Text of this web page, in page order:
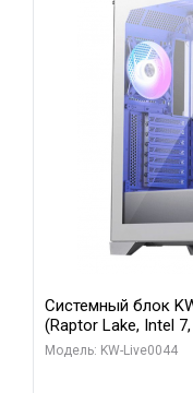
Системный блок
(Raptor Lake, Intel
модуля)/ Gigabyte
Модель: KW-Live0044